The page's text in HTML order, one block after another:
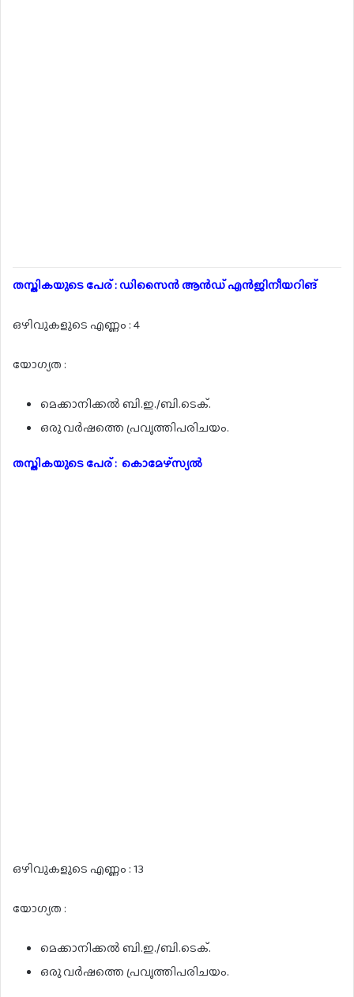
തസ്തികയുടെ പേര് : ഡിസൈൻ ആൻഡ് എൻജിനീയറിങ്
ഒഴിവുകളുടെ എണ്ണം : 4
യോഗ്യത :
മെക്കാനിക്കൽ ബി.ഇ./ബി.ടെക്.
ഒരു വർഷത്തെ പ്രവൃത്തിപരിചയം.
തസ്തികയുടെ പേര് : കൊമേഴ്സ്യൽ
ഒഴിവുകളുടെ എണ്ണം : 13
യോഗ്യത :
മെക്കാനിക്കൽ ബി.ഇ./ബി.ടെക്.
ഒരു വർഷത്തെ പ്രവൃത്തിപരിചയം.